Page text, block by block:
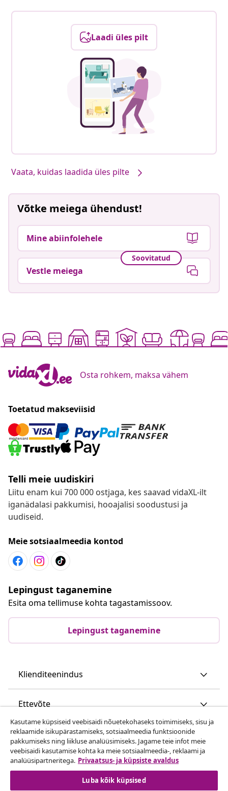
Laadi üles pilt
Vaata, kuidas laadida üles pilte
Võtke meiega ühendust!
Mine abiinfolehele
Soovitatud
Vestle meiega
Osta rohkem, maksa vähem
Toetatud makseviisid
Telli meie uudiskiri
Liitu enam kui 700 000 ostjaga, kes saavad vidaXL-ilt
iganädalasi pakkumisi, hooajalisi soodustusi ja
uudiseid.
Meie sotsiaalmeedia kontod
Lepingust taganemine
Esita oma tellimuse kohta tagastamissoov.
Lepingust taganemine
Klienditeenindus
Ettevõte
vidaXL
Vaata rohkem
Kasutame küpsiseid veebisaidi nõuetekohaseks toimimiseks, sisu ja
reklaamide isikupärastamiseks, sotsiaalmeedia funktsioonide
pakkumiseks ning liikluse analüüsimiseks. Jagame teie infot meie
veebisaidi kasutamise kohta ka meie sotsiaalmeedia-, reklaami ja
analüüsipartneritega. Privaatsus- ja küpsiste avaldus
Luba kõik küpsised